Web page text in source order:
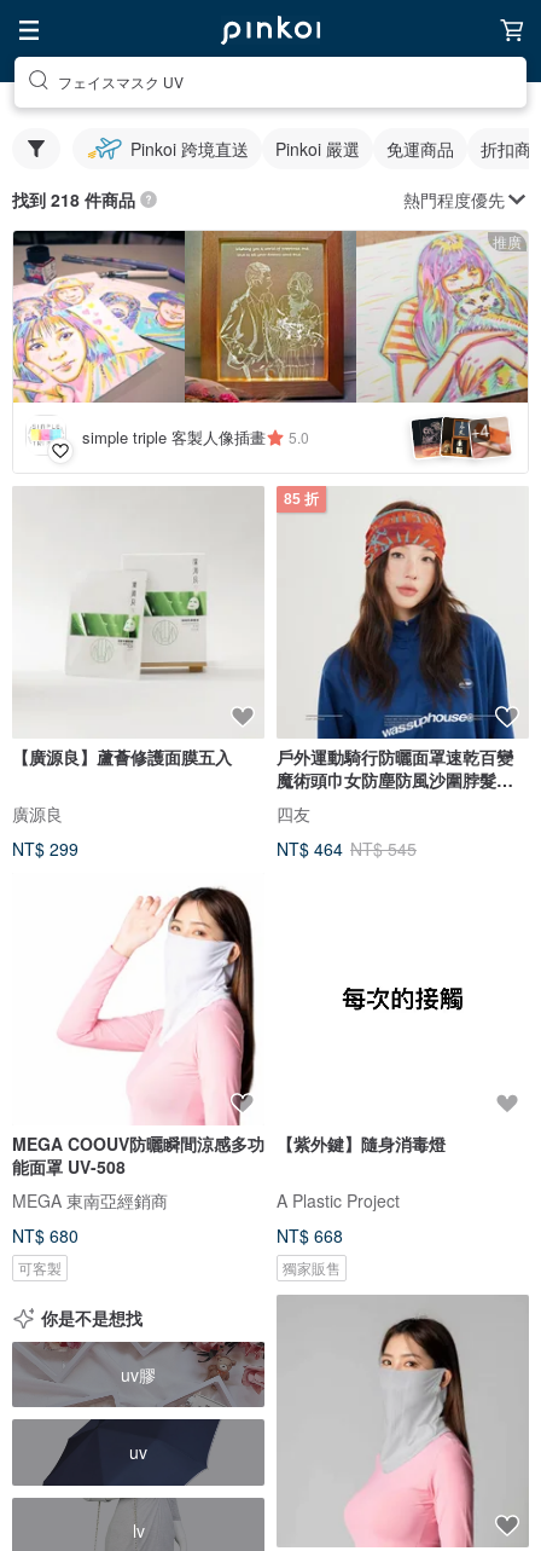
フェイスマスク UV
Pinkoi 跨境直送 Pinkoi 嚴選 免運商品 折扣商
找到 218 件商品 熱門程度優先
推廣
simple triple 客製人像插畫 5.0 +4
【廣源良】蘆薈修護面膜五入
廣源良
NT$ 299
85 折
戶外運動騎行防曬面罩速乾百變
魔術頭巾女防塵防風沙圍脖髮帶
脖套
四友
NT$ 464 NT$ 545
MEGA COOUV防曬瞬間涼感多功
能面罩 UV-508
MEGA 東南亞經銷商
NT$ 680
可客製
【紫外鍵】隨身消毒燈
A Plastic Project
NT$ 668
獨家販售
你是不是想找
uv膠
uv
lv